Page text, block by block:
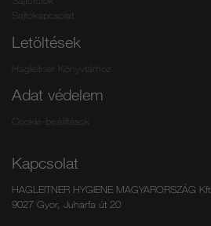
Sajtókapcsolat
Letöltések
Hagleitner Könyvtárhoz
Adat védelem
Cookie-beállítások
Kapcsolat
HAGLEITNER HYGIENE MAGYARORSZÁG Kft.
9027 Gyor, Juharfa út 20